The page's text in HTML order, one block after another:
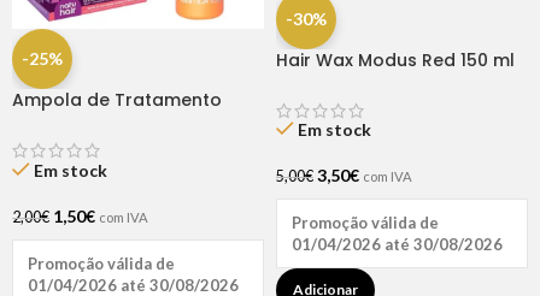
-25%
Ampola de Tratamento
Hair (1 UNIDADE)
Em stock
2,00€ 1,50€ com IVA
Promoção válida de
01/04/2026 até 30/08/2026
-30%
Hair Wax Modus Red 150 ml
Em stock
5,00€ 3,50€ com IVA
Promoção válida de
01/04/2026 até 30/08/2026
Adicionar